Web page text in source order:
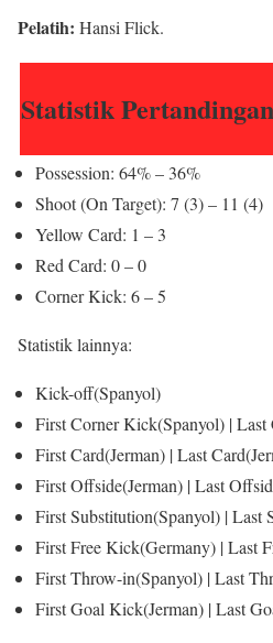
Pelatih: Hansi Flick.
Statistik Pertandingan
Possession: 64% – 36%
Shoot (On Target): 7 (3) – 11 (4)
Yellow Card: 1 – 3
Red Card: 0 – 0
Corner Kick: 6 – 5
Statistik lainnya:
Kick-off(Spanyol)
First Corner Kick(Spanyol) |
First Card(Jerman) | Last
First Offside(Jerman) | Last
First Substitution(Spanyol) | Last
First Free Kick(Germany) | Last
First Throw-in(Spanyol) | Last
First Goal Kick(Jerman) | Last